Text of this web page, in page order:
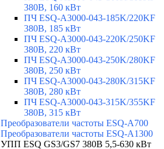
380В, 160 кВт
ПЧ ESQ-A3000-043-185K/220KF
380В, 185 кВт
ПЧ ESQ-A3000-043-220K/250KF
380В, 220 кВт
ПЧ ESQ-A3000-043-250K/280KF
380В, 250 кВт
ПЧ ESQ-A3000-043-280K/315KF
380В, 280 кВт
ПЧ ESQ-A3000-043-315K/355KF
380В, 315 кВт
Преобразователи частоты ESQ-A700
Преобразователи частоты ESQ-A1300
УПП ESQ GS3/GS7 380В 5,5-630 кВт